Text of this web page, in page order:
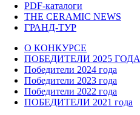
PDF-каталоги
THE CERAMIC NEWS
ГРАНД-ТУР
О КОНКУРСЕ
ПОБЕДИТЕЛИ 2025 ГОДА
Победители 2024 года
Победители 2023 года
Победители 2022 года
ПОБЕДИТЕЛИ 2021 года